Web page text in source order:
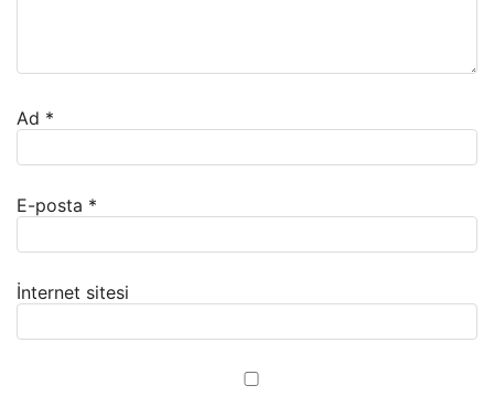
Ad *
E-posta *
İnternet sitesi